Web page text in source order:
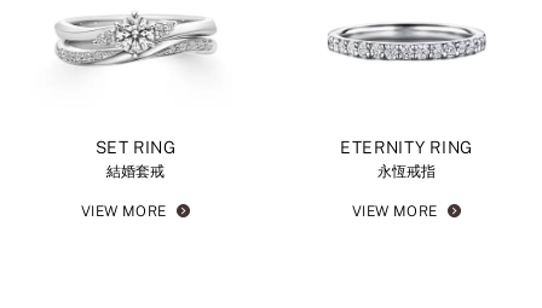
SET RING
結婚套戒
VIEW MORE
ETERNITY RING
永恆戒指
VIEW MORE